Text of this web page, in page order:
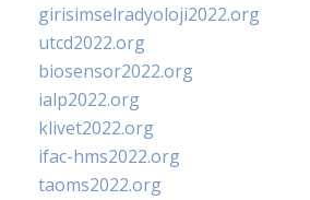
girisimselradyoloji2022.org
utcd2022.org
biosensor2022.org
ialp2022.org
klivet2022.org
ifac-hms2022.org
taoms2022.org